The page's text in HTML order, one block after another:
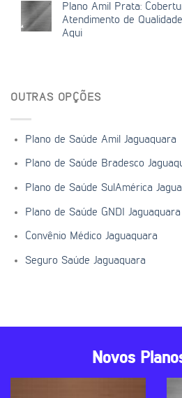
Plano Amil Prata:
Atendimento de
Aqui
OUTRAS OPÇÕES
Plano de Saúde Amil Jaguaquara
Plano de Saúde Bradesco
Plano de Saúde SulAmérica
Plano de Saúde GNDI Jaguaquara
Convênio Médico Jaguaquara
Seguro Saúde Jaguaquara
Novos